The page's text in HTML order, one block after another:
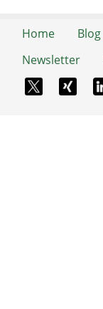
Home Blog
Newsletter
X-TwitterXing